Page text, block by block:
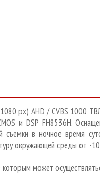
px) AHD / CVBS 1000
и DSP FH8536H.
в ночное время
окружающей среды от -
может